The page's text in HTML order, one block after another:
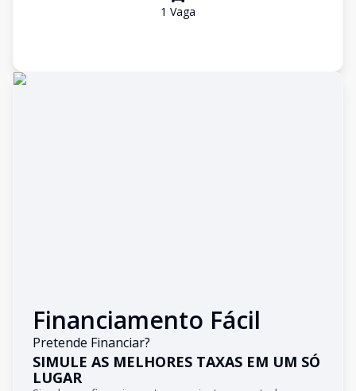
1 Vaga
Financiamento Fácil
Pretende Financiar?
SIMULE AS MELHORES TAXAS EM UM SÓ
LUGAR